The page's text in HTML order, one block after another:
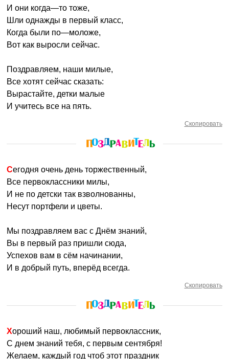
И они когда—то тоже,
Шли однажды в первый класс,
Когда были по—моложе,
Вот как выросли сейчас.
Поздравляем, наши милые,
Все хотят сейчас сказать:
Вырастайте, детки малые
И учитесь все на пять.
Скопировать
Сегодня очень день торжественный,
Все первоклассники милы,
И не по детски так взволнованны,
Несут портфели и цветы.
Мы поздравляем вас с Днём знаний,
Вы в первый раз пришли сюда,
Успехов вам в сём начинании,
И в добрый путь, вперёд всегда.
Скопировать
Хороший наш, любимый первоклассник,
С днем знаний тебя, с первым сентября!
Желаем, каждый год чтоб этот праздник